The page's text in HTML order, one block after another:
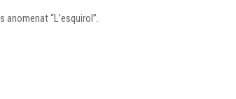
“L’esquirol”.